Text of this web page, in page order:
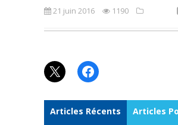
21 juin 2016 1190
X Facebook
Articles Récents Articles